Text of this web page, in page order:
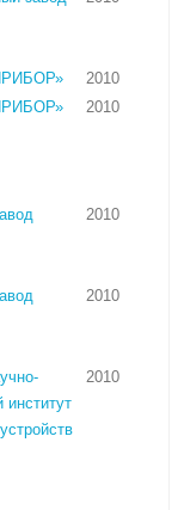
2010
2010
2010
2010
институт
2010